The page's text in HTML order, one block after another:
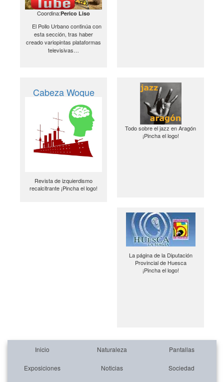
Coordina:Perico Liso
El Pollo Urbano continúa con
esta sección, tras haber
creado variopintas plataformas
televisivas…
Cabeza Woque
Revista de izquierdismo
recalcitrante ¡Pincha el logo!
Todo sobre el jazz en Aragón
¡Pincha el logo!
La página de la Diputación
Provincial de Huesca
¡Pincha el logo!
Inicio Naturaleza Pantallas
Exposiciones Noticias Sociedad